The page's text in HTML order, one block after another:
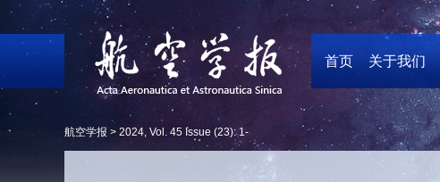
首页 关于我们
航空学报 > 2024, Vol. 45 Issue (23): 1-